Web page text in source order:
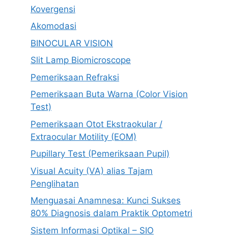
Kovergensi
Akomodasi
BINOCULAR VISION
Slit Lamp Biomicroscope
Pemeriksaan Refraksi
Pemeriksaan Buta Warna (Color Vision
Test)
Pemeriksaan Otot Ekstraokular /
Extraocular Motility (EOM)
Pupillary Test (Pemeriksaan Pupil)
Visual Acuity (VA) alias Tajam
Penglihatan
Menguasai Anamnesa: Kunci Sukses
80% Diagnosis dalam Praktik Optometri
Sistem Informasi Optikal – SIO